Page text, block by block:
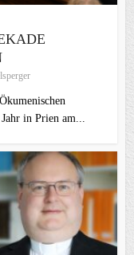
in Prien am...